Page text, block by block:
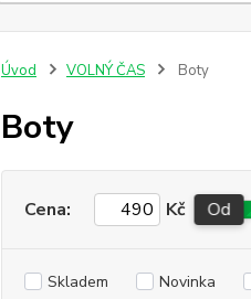
Úvod VOLNÝ ČAS Boty
Boty
Cena: Kč Od
Skladem Novinka